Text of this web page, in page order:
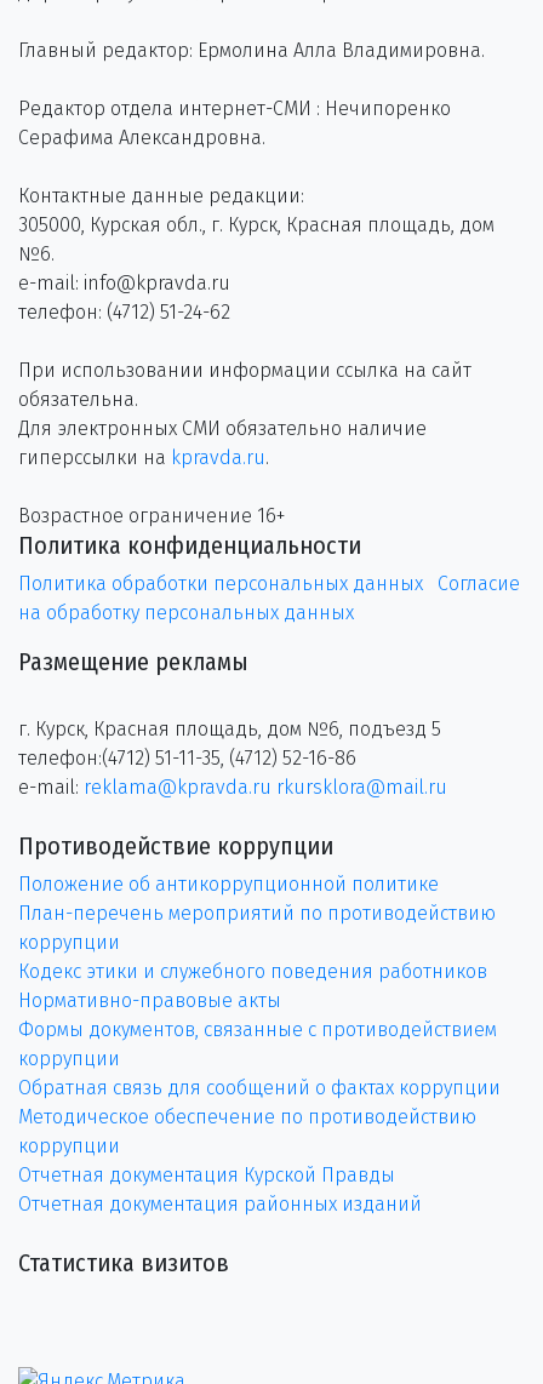
Главный редактор: Ермолина Алла Владимировна.
Редактор отдела интернет-СМИ : Нечипоренко
Серафима Александровна.
Контактные данные редакции:
305000, Курская обл., г. Курск, Красная площадь, дом
№6.
e-mail: info@kpravda.ru
телефон: (4712) 51-24-62
При использовании информации ссылка на сайт
обязательна.
Для электронных СМИ обязательно наличие
гиперссылки на kpravda.ru.
Возрастное ограничение 16+
Политика конфиденциальности
Политика обработки персональных данных
Согласие
на обработку персональных данных
Размещение рекламы
г. Курск, Красная площадь, дом №6, подъезд 5
телефон:(4712) 51-11-35, (4712) 52-16-86
e-mail: reklama@kpravda.ru rkursklora@mail.ru
Противодействие коррупции
Положение об антикоррупционной политике
План-перечень мероприятий по противодействию
коррупции
Кодекс этики и служебного поведения работников
Нормативно-правовые акты
Формы документов, связанные с противодействием
коррупции
Обратная связь для сообщений о фактах коррупции
Методическое обеспечение по противодействию
коррупции
Отчетная документация Курской Правды
Отчетная документация районных изданий
Статистика визитов